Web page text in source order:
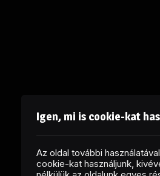
Igen, mi is cookie-kat
Az oldal további
cookie-kat használjunk,